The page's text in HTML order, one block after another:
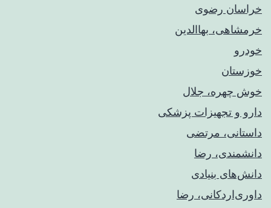
خراسان رضوی
خرمشاهی، بهاالدین
خودرو
خوزستان
خوش چهره، جلال
دارو و تجهیزات پزشکی
داستانی، مرتضی
دانشمندی، رضا
دانش‌های بنیادی
داوری‌اردکانی، رضا